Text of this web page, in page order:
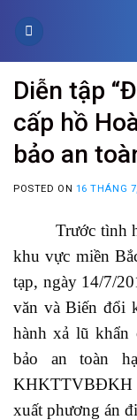
Diễn tập
cấp hồ
bảo an
POSTED ON 16 THÁNG
Trước tình
khu vực miền
tạp, ngày 14/7/
văn và Biến đổi
hành xả lũ khẩn
bảo an toàn
KHKTTVBĐKH
xuất phương án